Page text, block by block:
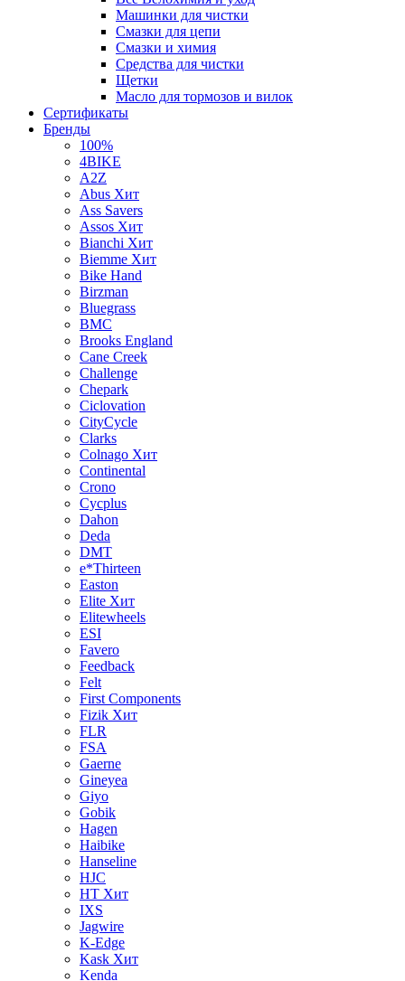
Машинки для чистки
Смазки для цепи
Смазки и химия
Средства для чистки
Щетки
Масло для тормозов и вилок
Сертификаты
Бренды
100%
4BIKE
A2Z
Abus Хит
Ass Savers
Assos Хит
Bianchi Хит
Biemme Хит
Bike Hand
Birzman
Bluegrass
BMC
Brooks England
Cane Creek
Challenge
Chepark
Ciclovation
CityCycle
Clarks
Colnago Хит
Continental
Crono
Cycplus
Dahon
Deda
DMT
e*Thirteen
Easton
Elite Хит
Elitewheels
ESI
Favero
Feedback
Felt
First Components
Fizik Хит
FLR
FSA
Gaerne
Gineyea
Giyo
Gobik
Hagen
Haibike
Hanseline
HJC
HT Хит
IXS
Jagwire
K-Edge
Kask Хит
Kenda